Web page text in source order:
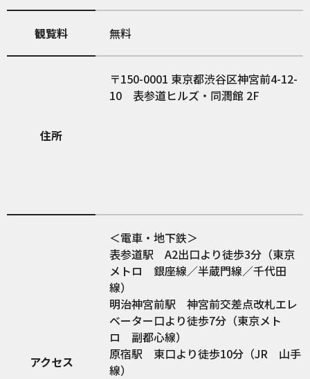
観覧料 無料
住所
150-0001 東京都渋谷区神宮前4-12-
10 表参道ヒルズ・同潤館 2F
アクセス
＜電車・地下鉄＞
表参道駅 A2出口より徒歩3分（東京
メトロ 銀座線／半蔵門線／千代田
線）
明治神宮前駅 神宮前交差点改札エレ
ベーター口より徒歩7分（東京メト
ロ 副都心線）
原宿駅 東口より徒歩10分（JR 山手
線）